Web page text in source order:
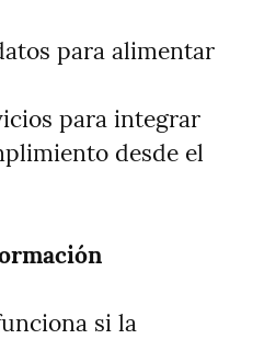
para alimentar
para integrar
desde el
si la